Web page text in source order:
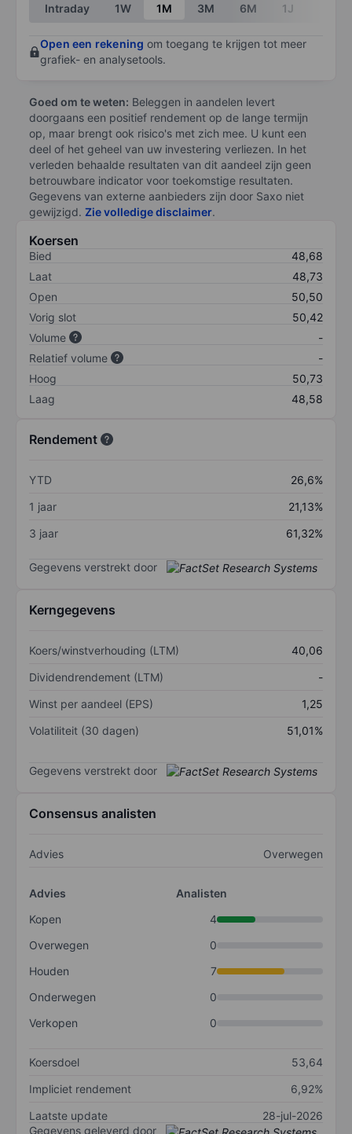
Intraday 1W 1M 3M 6M 1J
Open een rekening om toegang te krijgen tot meer
grafiek- en analysetools.
Goed om te weten: Beleggen in aandelen levert
doorgaans een positief rendement op de lange termijn
op, maar brengt ook risico's met zich mee. U kunt een
deel of het geheel van uw investering verliezen. In het
verleden behaalde resultaten van dit aandeel zijn geen
betrouwbare indicator voor toekomstige resultaten.
Gegevens van externe aanbieders zijn door Saxo niet
gewijzigd. Zie volledige disclaimer.
Koersen
Bied
48,68
Laat
48,73
Open
50,50
Vorig slot
50,42
Volume
-
Relatief volume
-
Hoog
50,73
Laag
48,58
Rendement
YTD
26,6%
1 jaar
21,13%
3 jaar
61,32%
Gegevens verstrekt door
Kerngegevens
Koers/winstverhouding (LTM)
40,06
Dividendrendement (LTM)
-
Winst per aandeel (EPS)
1,25
Volatiliteit (30 dagen)
51,01%
Gegevens verstrekt door
Consensus analisten
Advies Overwegen
Advies
Analisten
Kopen
4
Overwegen
0
Houden
7
Onderwegen
0
Verkopen
0
Koersdoel
53,64
Impliciet rendement
6,92%
Laatste update
28-jul-2026
Gegevens geleverd door